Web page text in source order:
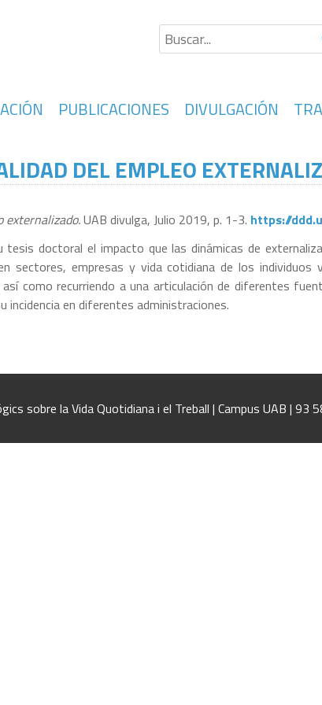
PUBLICACIONES DIVULGACIÓN
DEL EMPLEO
externalizado.UAB divulga, Julio 2019, p. 1-3. https://
doctoral el impacto que las dinámicas de
sectores, empresas y vida cotidiana de los individuos
como recurriendo a una articulación de diferentes
incidencia en diferentes administraciones.
sobre la Vida Quotidiana i el Treball | Campus UAB | 93